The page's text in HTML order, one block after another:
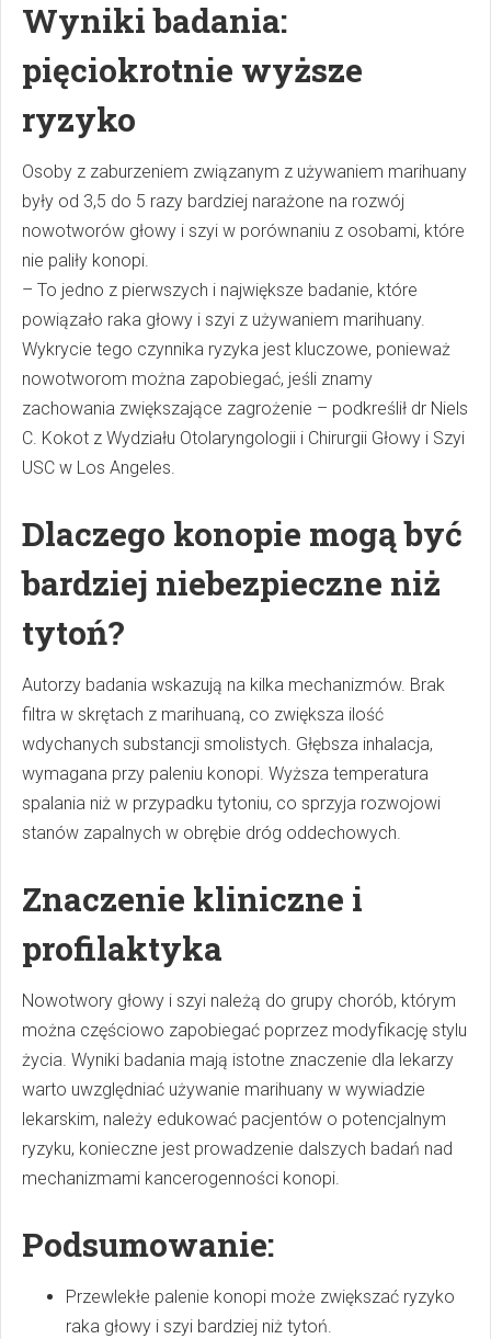
Wyniki badania:
pięciokrotnie wyższe
ryzyko
Osoby z zaburzeniem związanym z używaniem marihuany
były od 3,5 do 5 razy bardziej narażone na rozwój
nowotworów głowy i szyi w porównaniu z osobami, które
nie paliły konopi.
– To jedno z pierwszych i największe badanie, które
powiązało raka głowy i szyi z używaniem marihuany.
Wykrycie tego czynnika ryzyka jest kluczowe, ponieważ
nowotworom można zapobiegać, jeśli znamy
zachowania zwiększające zagrożenie – podkreślił dr Niels
C. Kokot z Wydziału Otolaryngologii i Chirurgii Głowy i Szyi
USC w Los Angeles.
Dlaczego konopie mogą być
bardziej niebezpieczne niż
tytoń?
Autorzy badania wskazują na kilka mechanizmów. Brak
filtra w skrętach z marihuaną, co zwiększa ilość
wdychanych substancji smolistych. Głębsza inhalacja,
wymagana przy paleniu konopi. Wyższa temperatura
spalania niż w przypadku tytoniu, co sprzyja rozwojowi
stanów zapalnych w obrębie dróg oddechowych.
Znaczenie kliniczne i
profilaktyka
Nowotwory głowy i szyi należą do grupy chorób, którym
można częściowo zapobiegać poprzez modyfikację stylu
życia. Wyniki badania mają istotne znaczenie dla lekarzy
warto uwzględniać używanie marihuany w wywiadzie
lekarskim, należy edukować pacjentów o potencjalnym
ryzyku, konieczne jest prowadzenie dalszych badań nad
mechanizmami kancerogenności konopi.
Podsumowanie:
Przewlekłe palenie konopi może zwiększać ryzyko
raka głowy i szyi bardziej niż tytoń.